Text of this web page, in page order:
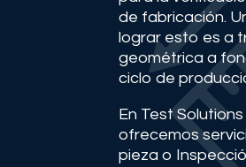
de fabricación.
lograr esto es a
geométrica a
ciclo de
En Test
ofrecemos
pieza o